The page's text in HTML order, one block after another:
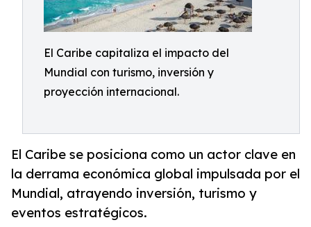
El Caribe capitaliza el impacto del
Mundial con turismo, inversión y
proyección internacional.
El Caribe se posiciona como un actor clave en
la derrama económica global impulsada por el
Mundial, atrayendo inversión, turismo y
eventos estratégicos.